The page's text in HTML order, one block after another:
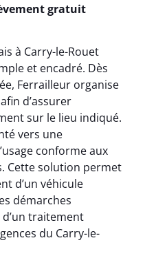
gratuit
à Carry-le-Rouet
et encadré. Dès
Ferrailleur organise
d’assurer
sur le lieu indiqué.
vers une
conforme aux
Cette solution permet
d’un véhicule
démarches
traitement
du Carry-le-